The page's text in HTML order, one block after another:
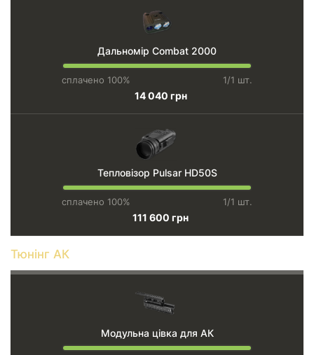
Дальномір Combat 2000
сплачено 100% 1/1 шт.
14 040 грн
Тепловізор Pulsar HD50S
сплачено 100% 1/1 шт.
111 600 грн
Тюнінг АК
Модульна цівка для АК